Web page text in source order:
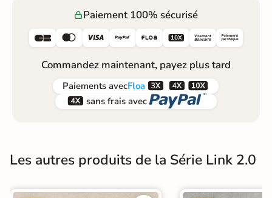
Paiement 100% sécurisé
     
Commandez maintenant, payez plus tard
Paiements avecFloa  
 sans frais avec 
Les autres produits de la Série Link 2.0